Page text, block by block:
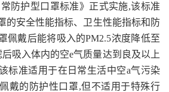
常防护型口罩标准》正式实施,该标准
的安全性能指标、卫生性能指标和防
佩戴后能将吸入的PM2.5浓度降低至
吸入体内的空e气质量达到良及以上
标准适用于在日常生活中空a气污染
戴的防护性口罩,但不适用于特殊行